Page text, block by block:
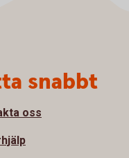
snabbt
oss